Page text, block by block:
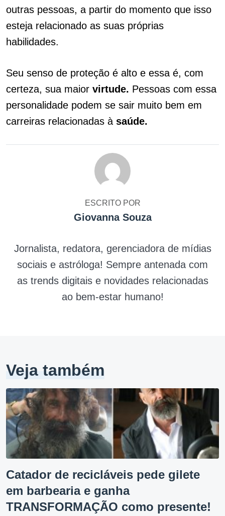
outras pessoas, a partir do momento que isso
esteja relacionado as suas próprias
habilidades.
Seu senso de proteção é alto e essa é, com
certeza, sua maior virtude. Pessoas com essa
personalidade podem se sair muito bem em
carreiras relacionadas à saúde.
ESCRITO POR
Giovanna Souza
Jornalista, redatora, gerenciadora de mídias
sociais e astróloga! Sempre antenada com
as trends digitais e novidades relacionadas
ao bem-estar humano!
Veja também
Catador de recicláveis pede gilete
em barbearia e ganha
TRANSFORMAÇÃO como presente!